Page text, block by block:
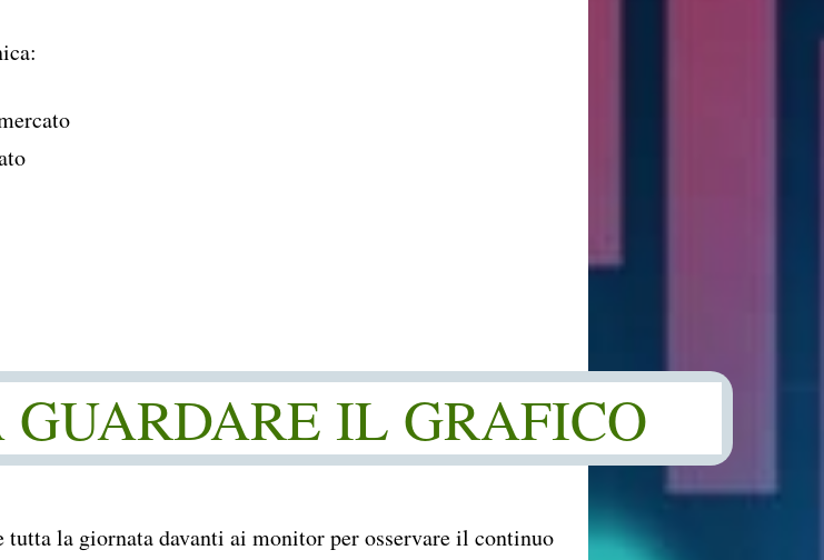
IL GRAFICO
tutta la giornata davanti ai monitor per osservare il continuo